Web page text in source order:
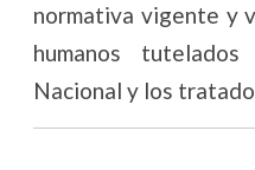
normativa vigente y
humanos
Nacional y los